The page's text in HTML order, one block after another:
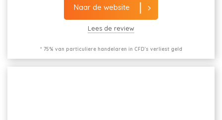
Naar de website
Lees de review
* 75% van particuliere handelaren in CFD's verliest geld